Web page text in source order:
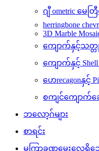
ဂျီ ometric မေ
herringbone
3D Marble
ကျောက်နှင့်သတ္တု
ကျောက်နှင့် Shell
ဟေrecagonနှင့်
စကျင်ကျောက်ဆ
ဘလော့ဂ်များ
စာရင်း
မကြာခဏမေးလေ့ရှိသေ